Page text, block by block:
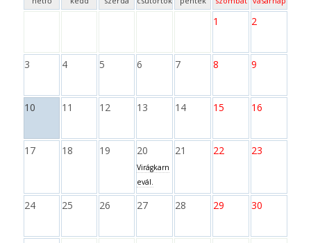
1 2
3 4 5 6 7 8 9
10 11 12 13 14 15 16
17 18 19 20
Virágkarn
evál.
21 22 23
24 25 26 27 28 29 30